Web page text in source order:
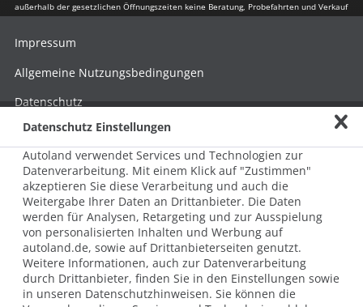
außerhalb der gesetzlichen Öffnungszeiten keine Beratung, Probefahrten und Verkauf
© 2026 AUTOLAND 24 SE & Co. Betriebs KG
Werner-von-Siemens-Str. 2, 06796 Brehna, Deutschland
Impressum
Allgemeine Nutzungsbedingungen
Datenschutz
Hinweisgebersystem nach HinSchG
Beschwerde nach LkSG
Grundsatzerklärung zum LkSG
Datenschutz Einstellungen
Autoland verwendet Services und Technologien zur
Datenverarbeitung. Mit einem Klick auf "Zustimmen"
akzeptieren Sie diese Verarbeitung und auch die
Weitergabe Ihrer Daten an Drittanbieter. Die Daten
werden für Analysen, Retargeting und zur Ausspielung
von personalisierten Inhalten und Werbung auf
autoland.de, sowie auf Drittanbieterseiten genutzt.
Weitere Informationen, auch zur Datenverarbeitung
durch Drittanbieter, finden Sie in den Einstellungen sowie
in unseren Datenschutzhinweisen. Sie können die